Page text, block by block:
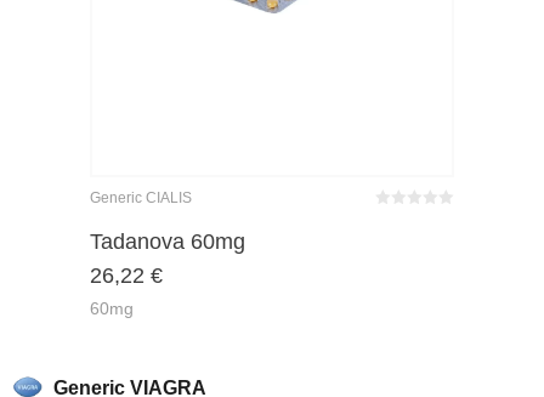
Generic VIAGRA
Generic CIALIS
Tadanova 60mg
26,22 €
60mg